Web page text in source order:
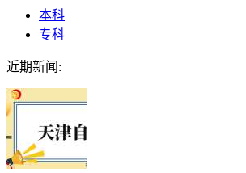
本科
专科
近期新闻: